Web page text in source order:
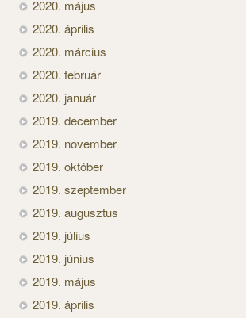
2020. május
2020. április
2020. március
2020. február
2020. január
2019. december
2019. november
2019. október
2019. szeptember
2019. augusztus
2019. július
2019. június
2019. május
2019. április